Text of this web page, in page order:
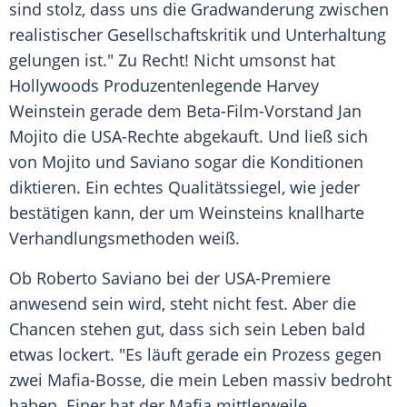
sind stolz, dass uns die Gradwanderung zwischen
realistischer Gesellschaftskritik und Unterhaltung
gelungen ist." Zu Recht! Nicht umsonst hat
Hollywoods Produzentenlegende Harvey
Weinstein gerade dem Beta-Film-Vorstand Jan
Mojito die USA-Rechte abgekauft. Und ließ sich
von Mojito und Saviano sogar die Konditionen
diktieren. Ein echtes Qualitätssiegel, wie jeder
bestätigen kann, der um Weinsteins knallharte
Verhandlungsmethoden weiß.
Ob Roberto Saviano bei der USA-Premiere
anwesend sein wird, steht nicht fest. Aber die
Chancen stehen gut, dass sich sein Leben bald
etwas lockert. "Es läuft gerade ein Prozess gegen
zwei Mafia-Bosse, die mein Leben massiv bedroht